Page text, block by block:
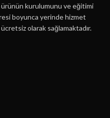
ürünün kurulumunu ve eğitimi
boyunca yerinde hizmet
olarak sağlamaktadır.